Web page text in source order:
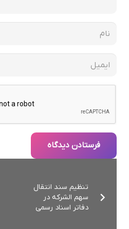
فرستادن دیدگاه
تنظیم سند انتقال
سهم الشرکه در
دفاتر اسناد رسمی